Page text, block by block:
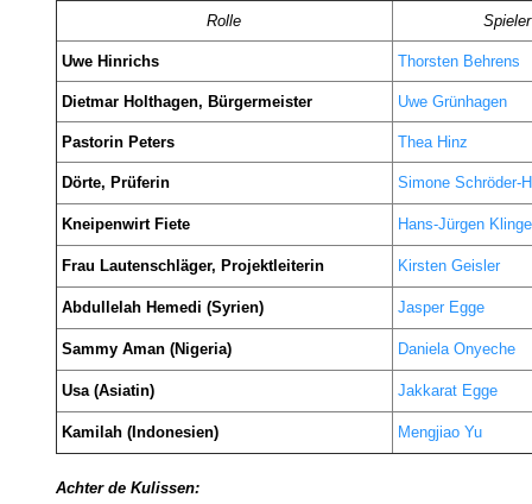
Rolle Spieler
Uwe Hinrichs Thorsten Behrens
Dietmar Holthagen, Bürgermeister Uwe Grünhagen
Pastorin Peters Thea Hinz
Dörte, Prüferin Simone Schröder-
Kneipenwirt Fiete Hans-Jürgen
Frau Lautenschläger, Projektleiterin Kirsten Geisler
Abdullelah Hemedi (Syrien) Jasper Egge
Sammy Aman (Nigeria) Daniela Onyeche
Usa (Asiatin) Jakkarat Egge
Kamilah (Indonesien) Mengjiao Yu
Achter de Kulissen: